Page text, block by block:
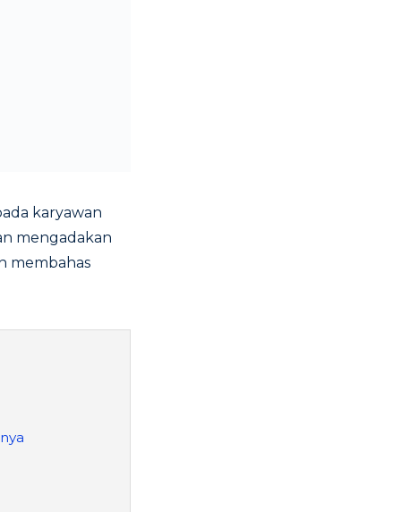
karyawan
mengadakan
membahas